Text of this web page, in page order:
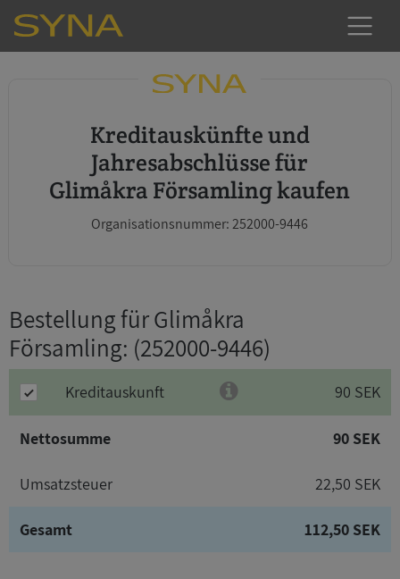
Kreditauskünfte und
Jahresabschlüsse für
Glimåkra Församling kaufen
Organisationsnummer: 252000-9446
Bestellung für Glimåkra
Församling: (252000-9446)
Kreditauskunft 90 SEK
Nettosumme 90 SEK
Umsatzsteuer 22,50 SEK
Gesamt 112,50 SEK